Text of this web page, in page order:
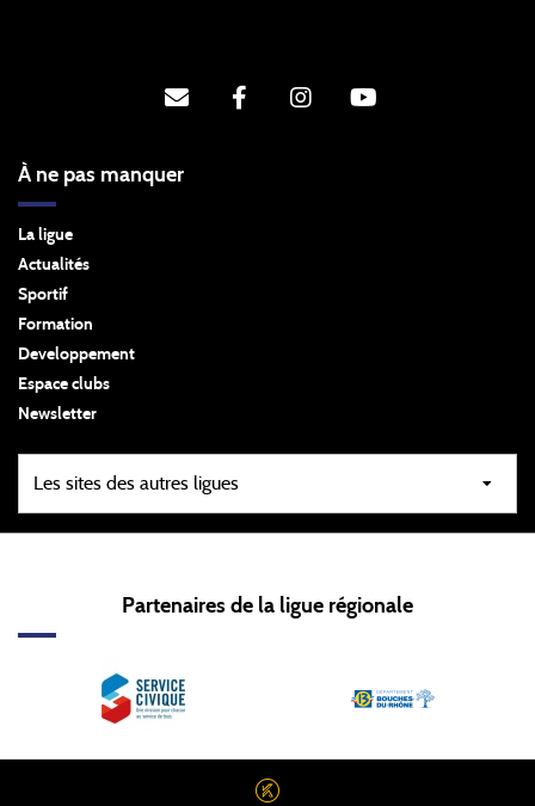
À ne pas manquer
La ligue
Actualités
Sportif
Formation
Developpement
Espace clubs
Newsletter
Partenaires de la ligue régionale